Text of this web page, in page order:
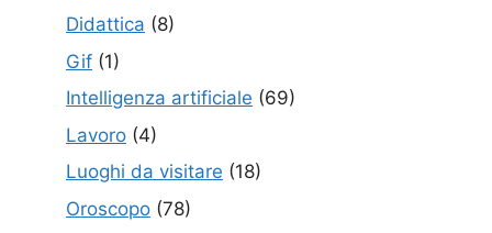
Didattica (8)
Gif (1)
Intelligenza artificiale (69)
Lavoro (4)
Luoghi da visitare (18)
Oroscopo (78)